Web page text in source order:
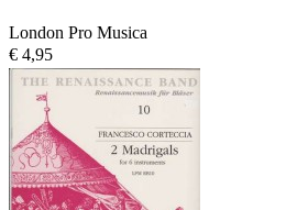
London Pro Musica
€ 4,95